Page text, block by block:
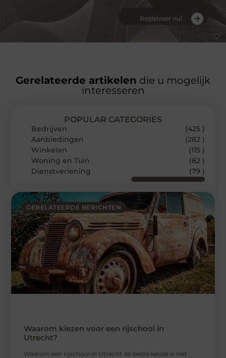
Registreer nu!
Gerelateerde artikelen die u mogelijk
interesseren
GERELATEERDE BERICHTEN
Waarom kiezen voor een rijschool in
Utrecht?
Waarom een ​​rijschool in Utrecht de beste keuze is Het
POPULAR CATEGORIES
Bedrijven
(425 )
Aanbiedingen
(282 )
Winkelen
(115 )
Woning en Tuin
(82 )
Dienstverlening
(79 )